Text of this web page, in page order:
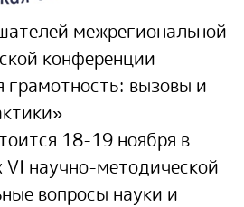
межрегиональной
конференции
грамотность: вызовы и
18-19 ноября в
VI научно-методической
вопросы науки и